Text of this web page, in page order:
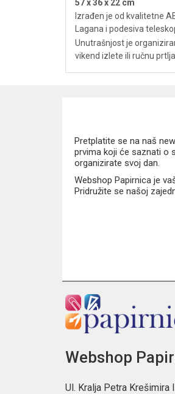
57 x 36 x 22 cm
Izrađen je od kvalitetne
Lagana i podesiva
Unutrašnjost je
vikend izlete ili ručnu
Pretplatite se na naš
prvima koji će saznati o
organizirate svoj dan.
Webshop Papirnica je
Pridružite se našoj
Webshop
Ul. Kralja Petra Krešimira